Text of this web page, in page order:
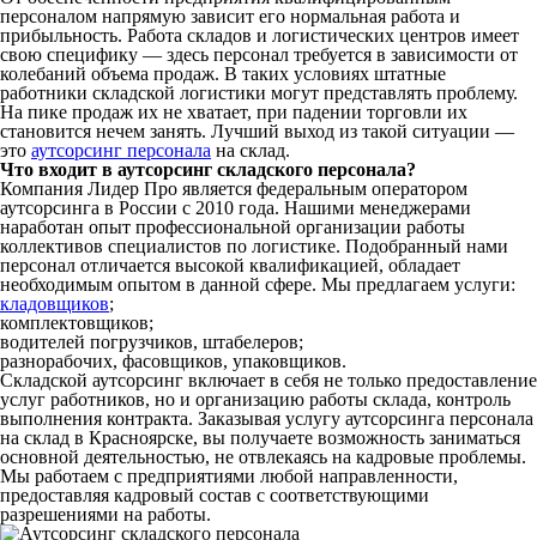
персоналом напрямую зависит его нормальная работа и
прибыльность. Работа складов и логистических центров имеет
свою специфику — здесь персонал требуется в зависимости от
колебаний объема продаж. В таких условиях штатные
работники складской логистики могут представлять проблему.
На пике продаж их не хватает, при падении торговли их
становится нечем занять. Лучший выход из такой ситуации —
это аутсорсинг персонала на склад.
Что входит в аутсорсинг складского персонала?
Компания Лидер Про является федеральным оператором
аутсорсинга в России с 2010 года. Нашими менеджерами
наработан опыт профессиональной организации работы
коллективов специалистов по логистике. Подобранный нами
персонал отличается высокой квалификацией, обладает
необходимым опытом в данной сфере. Мы предлагаем услуги:
кладовщиков;
комплектовщиков;
водителей погрузчиков, штабелеров;
разнорабочих, фасовщиков, упаковщиков.
Складской аутсорсинг включает в себя не только предоставление
услуг работников, но и организацию работы склада, контроль
выполнения контракта. Заказывая услугу аутсорсинга персонала
на склад в Красноярске, вы получаете возможность заниматься
основной деятельностью, не отвлекаясь на кадровые проблемы.
Мы работаем с предприятиями любой направленности,
предоставляя кадровый состав с соответствующими
разрешениями на работы.